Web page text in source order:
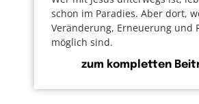
schon im Paradies. Aber dort,
Veränderung, Erneuerung und
möglich sind.
zum kompletten